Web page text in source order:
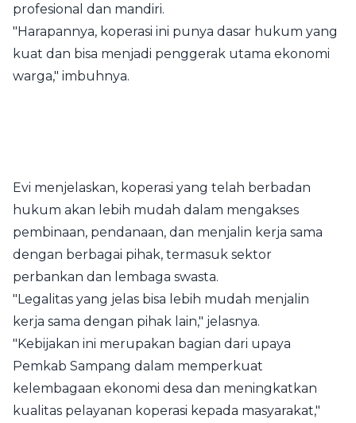
profesional dan mandiri.
"Harapannya, koperasi ini punya dasar hukum yang
kuat dan bisa menjadi penggerak utama ekonomi
warga," imbuhnya.
Evi menjelaskan, koperasi yang telah berbadan
hukum akan lebih mudah dalam mengakses
pembinaan, pendanaan, dan menjalin kerja sama
dengan berbagai pihak, termasuk sektor
perbankan dan lembaga swasta.
"Legalitas yang jelas bisa lebih mudah menjalin
kerja sama dengan pihak lain," jelasnya.
"Kebijakan ini merupakan bagian dari upaya
Pemkab Sampang dalam memperkuat
kelembagaan ekonomi desa dan meningkatkan
kualitas pelayanan koperasi kepada masyarakat,"